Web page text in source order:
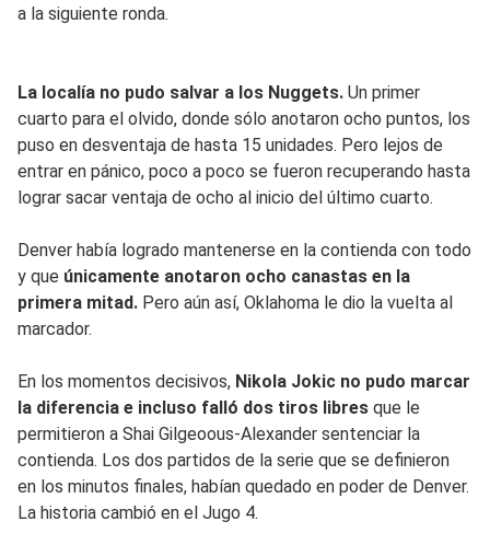
a la siguiente ronda.
La localía no pudo salvar a los Nuggets. Un primer
cuarto para el olvido, donde sólo anotaron ocho puntos, los
puso en desventaja de hasta 15 unidades. Pero lejos de
entrar en pánico, poco a poco se fueron recuperando hasta
lograr sacar ventaja de ocho al inicio del último cuarto.
Denver había logrado mantenerse en la contienda con todo
y que únicamente anotaron ocho canastas en la
primera mitad. Pero aún así, Oklahoma le dio la vuelta al
marcador.
En los momentos decisivos, Nikola Jokic no pudo marcar
la diferencia e incluso falló dos tiros libres que le
permitieron a Shai Gilgeoous-Alexander sentenciar la
contienda. Los dos partidos de la serie que se definieron
en los minutos finales, habían quedado en poder de Denver.
La historia cambió en el Jugo 4.